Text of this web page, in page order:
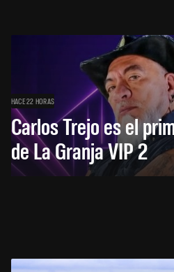
HACE 22 HORAS
Carlos Trejo es el
de La Granja VIP 2